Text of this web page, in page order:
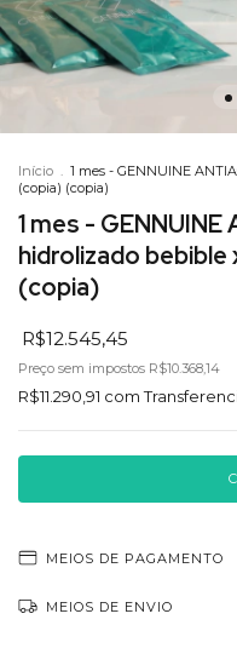
Início . 1 mes - GENNUINE
(copia) (copia)
1 mes -
hidrolizado bebible
(copia)
R$12.545,45
Preço sem impostos R$10.368,14
R$11.290,91 com
MEIOS DE PAGAMENTO
MEIOS DE ENVIO